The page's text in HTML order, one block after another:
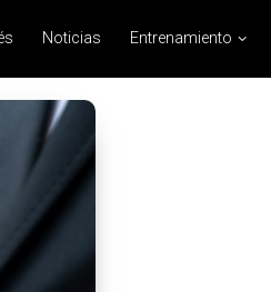
Noticias Entrenamiento